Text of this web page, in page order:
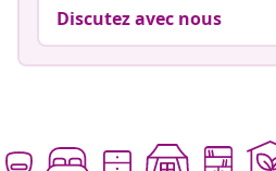
Discutez avec nous